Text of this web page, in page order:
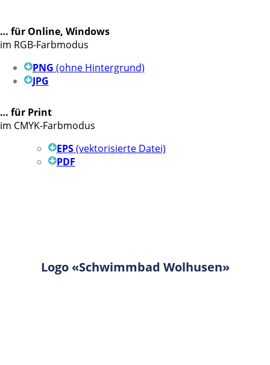
… für Online, Windows
im RGB-Farbmodus
PNG (ohne Hintergrund)
JPG
… für Print
im CMYK-Farbmodus
EPS(vektorisierte Datei)
PDF
Logo «Schwimmbad Wolhusen»